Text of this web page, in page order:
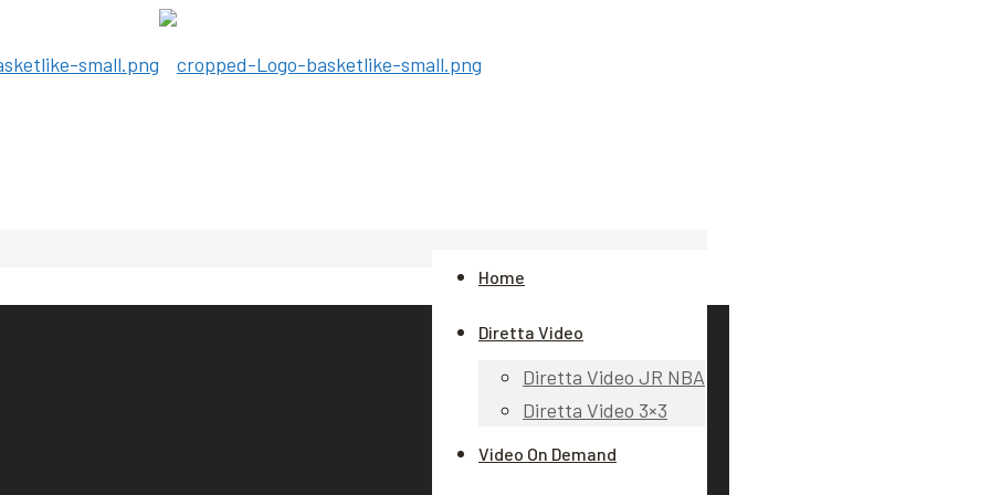
Home
Diretta Video
Diretta Video JR NBA
Diretta Video 3×3
Video On Demand